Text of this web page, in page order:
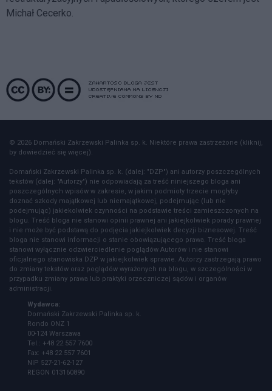
Michał Cecerko.
© 2026 Domański Zakrzewski Palinka sp. k. Niektóre prawa zastrzeżone (kliknij,
by dowiedzieć się więcej).
Domański Zakrzewski Palinka sp. k. (dalej: "DZP") ani autorzy poszczególnych
tekstów (dalej: "Autorzy") nie odpowiadają za treść niniejszego bloga ani
poszczególnych wpisów w zakresie, w jakim podmioty trzecie mogłyby
doznać szkody majątkowej lub niemajątkowej, podejmując (lub nie
podejmując) jakiekolwiek czynności na podstawie treści zamieszczonych na
blogu. Treść bloga nie stanowi opinii prawnej ani jakiejkolwiek porady prawnej
i nie może być podstawą do podjęcia jakiejkolwiek decyzji biznesowej. Treść
bloga nie stanowi informacji o stanie obowiązującego prawa. Treść bloga
stanowi wyłącznie odzwierciedlenie poglądów Autorów i nie stanowi
oficjalnego stanowiska DZP w jakiejkolwiek sprawie. Autorzy zastrzegają prawo
do zmiany tekstów oraz poglądów wyrażonych na blogu, w szczególności w
przypadku zmiany prawa lub praktyki orzeczniczej sądów i organów
administracji.
Wydawca:
Domański Zakrzewski Palinka sp. k.
Rondo ONZ 1
00-124 Warszawa
Tel.: +48 22 557 7600
Fax: +48 22 557 7601
NIP 527-21-62-127
REGON 013160890